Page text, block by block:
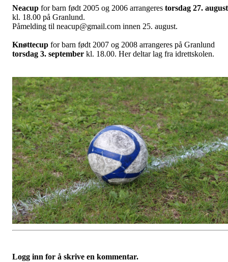
Neacup for barn født 2005 og 2006 arrangeres torsdag 27. august
kl. 18.00 på Granlund.
Påmelding til neacup@gmail.com innen 25. august.
Knøttecup for barn født 2007 og 2008 arrangeres på Granlund
torsdag 3. september kl. 18.00. Her deltar lag fra idrettskolen.
Logg inn for å skrive en kommentar.